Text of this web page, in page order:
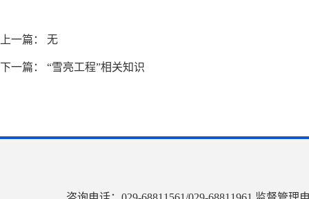
上一篇： 无
下一篇： “雪亮工程”相关知识